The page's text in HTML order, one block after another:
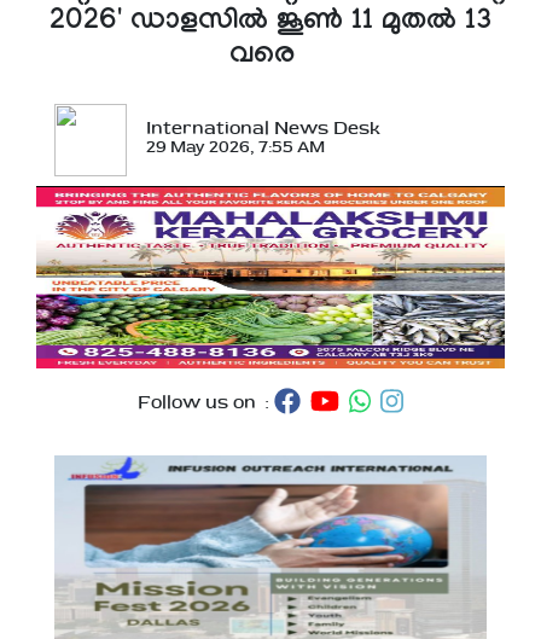
2026' ഡാളസില്‍ ജൂണ്‍ 11 മുതല്‍ 13
വരെ
International News Desk
29 May 2026, 7:55 AM
Follow us on :